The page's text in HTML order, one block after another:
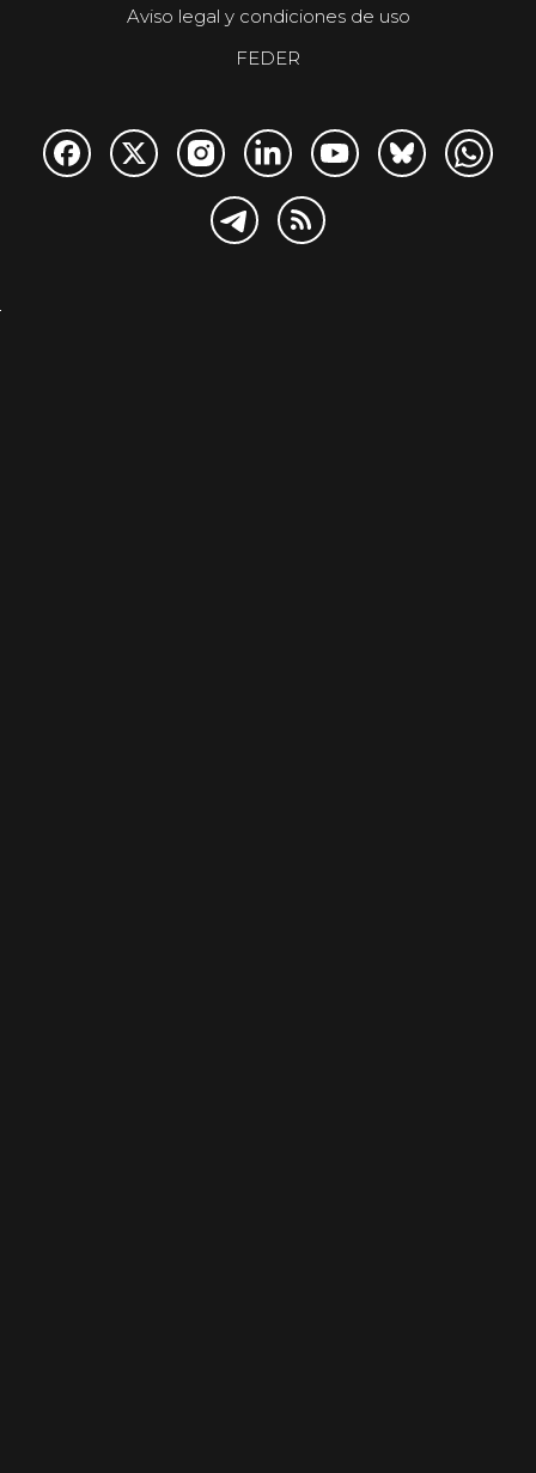
Aviso legal y condiciones de uso
FEDER